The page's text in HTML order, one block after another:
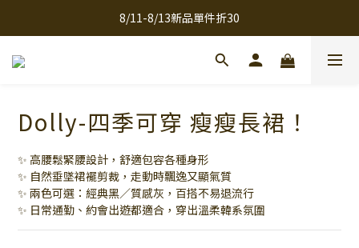
全館滿千免運
8/11-8/13新品單件折30
Dolly-四季可穿 瘦瘦長裙！
✨ 高腰鬆緊腰設計，舒適包容各種身形
✨ 自然垂墜裙襬剪裁，走動時飄逸又顯氣質
✨ 兩色可選：經典黑／質感灰，百搭不易退流行
✨ 日常通勤、約會出遊都適合，穿出溫柔韓系氛圍